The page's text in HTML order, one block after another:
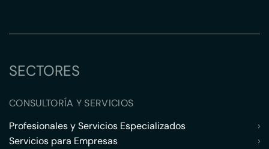
SECTORES
CONSULTORÍA Y SERVICIOS
Profesionales y Servicios Especializados
›
Servicios para Empresas
›